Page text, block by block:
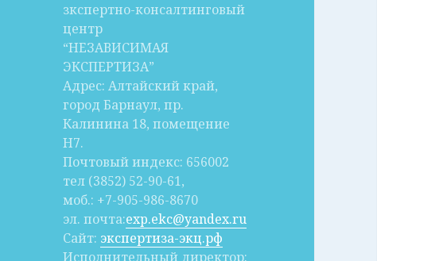
зкспертно-консалтинговый
центр
“НЕЗАВИСИМАЯ
ЭКСПЕРТИЗА”
Адрес: Алтайский край,
город Барнаул, пр.
Калинина 18, помещение
Н7.
Почтовый индекс: 656002
тел (3852) 52-90-61,
моб.: +7-905-986-8670
эл. почта:exp.ekc@yandex.ru
Сайт: экспертиза-экц.рф
Исполнительный директор: